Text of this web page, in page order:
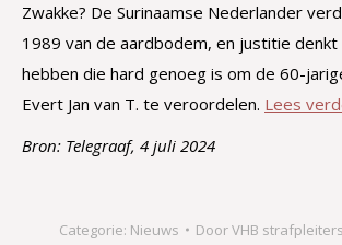
Zwakke? De Surinaamse Nederlander
1989 van de aardbodem, en justitie denkt
hebben die hard genoeg is om de 60-
Evert Jan van T. te veroordelen. Lees
Bron: Telegraaf, 4 juli 2024
Categorie: Nieuws DoorVHB strafpleiters